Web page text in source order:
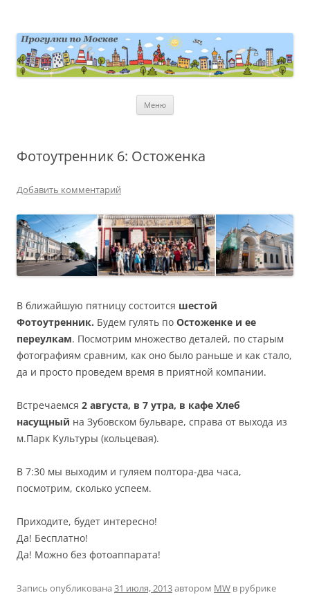
Меню
Фотоутренник 6: Остоженка
Добавить комментарий
В ближайшую пятницу состоится шестой
Фотоутренник. Будем гулять по Остоженке и ее
переулкам. Посмотрим множество деталей, по старым
фотографиям сравним, как оно было раньше и как стало,
да и просто проведем время в приятной компании.
Встречаемся 2 августа, в 7 утра, в кафе Хлеб
насущный на Зубовском бульваре, справа от выхода из
м.Парк Культуры (кольцевая).
В 7:30 мы выходим и гуляем полтора-два часа,
посмотрим, сколько успеем.
Приходите, будет интересно!
Да! Бесплатно!
Да! Можно без фотоаппарата!
Запись опубликована 31 июля, 2013автором MW в рубрике